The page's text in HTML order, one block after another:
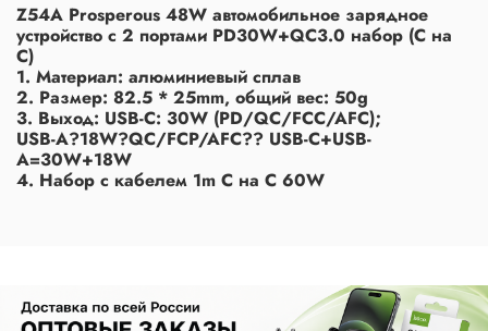
Z54A Prosperous 48W автомобильное зарядное
устройство с 2 портами PD30W+QC3.0 набор (C на
C)
1. Материал: алюминиевый сплав
2. Размер: 82.5 * 25mm, общий вес: 50g
3. Выход: USB-C: 30W (PD/QC/FCC/AFC);
USB-A?18W?QC/FCP/AFC?? USB-C+USB-
A=30W+18W
4. Набор с кабелем 1m C на C 60W